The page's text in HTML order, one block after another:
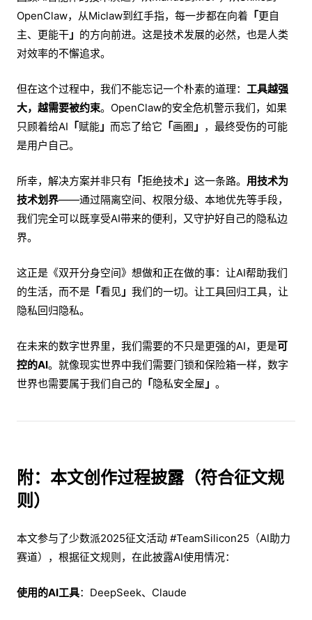
OpenClaw，从Miclaw到红手指，每一步都在向着 「更自
主、更能干 」 的方向前进。这是技术发展的必然，也是人类
对效率的不懈追求。
但在这个过程中，我们不能忘记一个朴素的道理： 工具越强
大，越需要被约束。OpenClaw的安全危机警示我们，如果
只顾着给AI 「赋能 」 而忘了给它 「画圈 」 ，最终受伤的可能
是用户自己。
所幸，解决方案并非只有 「拒绝技术 」 这一条路。 用技术为
技术划界——通过隔离空间、权限分级、本地优先等手段，
我们完全可以既享受AI带来的便利，又守护好自己的隐私边
界。
这正是《双开分身空间》想做和正在做的事：让AI帮助我们
的生活，而不是 「看见 」 我们的一切。让工具回归工具，让
隐私回归隐私。
在未来的数字世界里，我们需要的不只是更强的AI，更是可
控的AI。就像现实世界中我们需要门锁和保险箱一样，数字
世界也需要属于我们自己的 「隐私安全屋 」 。
附：本文创作过程披露（符合征文规
则）
本文参与了少数派2025征文活动 #TeamSilicon25（AI助力
赛道），根据征文规则，在此披露AI使用情况：
使用的AI工具：DeepSeek、Claude